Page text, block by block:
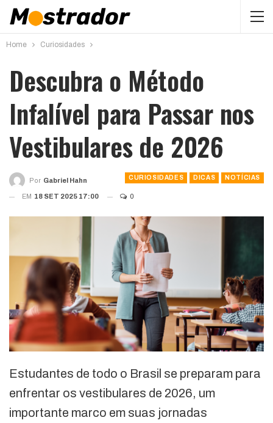
Home Curiosidades
Descubra o Método
Infalível para Passar nos
Vestibulares de 2026
CURIOSIDADES DICAS NOTÍCIAS
Por Gabriel Hahn
EM 18 SET 2025 17:00 0
Estudantes de todo o Brasil se preparam para
enfrentar os vestibulares de 2026, um
importante marco em suas jornadas